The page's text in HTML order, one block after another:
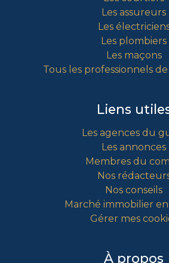
Les assureurs
Les
Les plombiers
Les maçons
Tous les professionnels
Liens
Les agences du
Les annonces
Membres du
Nos
Nos conseils
Marché immobilier
Gérer mes
À propos